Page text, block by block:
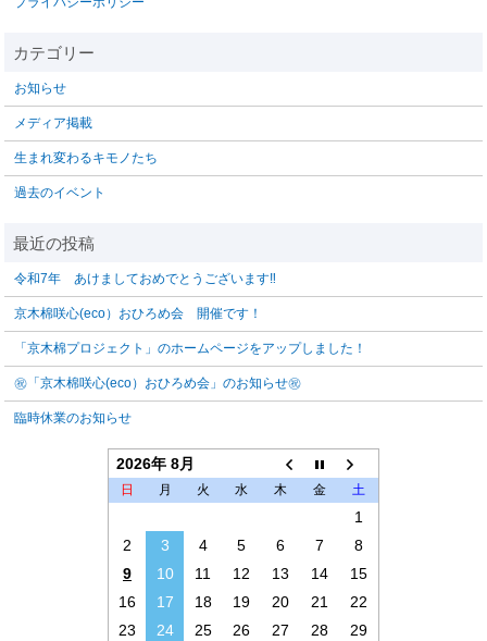
お知らせ
メディア掲載
生まれ変わるキモノたち
過去のイベント
令和7年 あけましておめでとうございます‼️
京木棉咲心(eco）おひろめ会 開催です！
「京木棉プロジェクト」のホームページをアップしました！
㊗「京木棉咲心(eco）おひろめ会」のお知らせ㊗
臨時休業のお知らせ
2026年 8月
日 月 火 水 木 金 土
1
2
3 4 5 6 7
8
9
10 11 12 13 14
15
16
17 18 19 20 21
22
23
24 25 26 27 28
29